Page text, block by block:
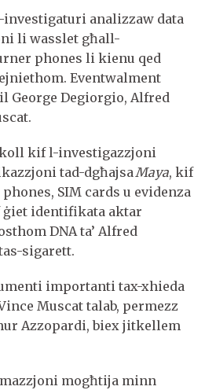
analizzaw data
li wasslet għall-
phones li kienu qed
Eventwalment
George Degiorgio, Alfred
kif l-investigazzjoni
tad-dgħajsaMaya, kif
SIM cards u evidenza
identifikata aktar
DNA ta’ Alfred
sigarett.
importanti tax-xhieda
Muscat talab, permezz
Azzopardi, biex jitkellem
mogħtija minn